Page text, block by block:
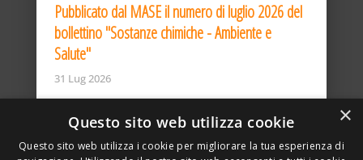
Pubblicato dal MASE il numero di luglio 2026 del
bollettino "Sostanze chimiche - Ambiente e
Salute"
31 Lug 2026
×
Questo sito web utilizza cookie
Questo sito web utilizza i cookie per migliorare la tua esperienza di